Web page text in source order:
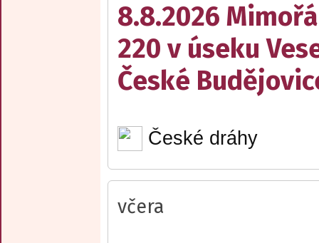
8.8.2026
220 v úseku
České
České dráhy
včera